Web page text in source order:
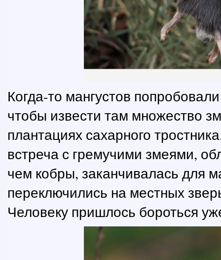
Когда-то мангустов
чтобы извести там множество
плантациях сахарного
встреча с гремучими змеями,
чем кобры, заканчивалась для
переключились на местных
Человеку пришлось бороться